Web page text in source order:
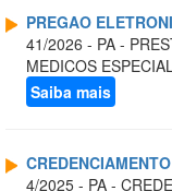
PREGAO
41/2026 - PA -
MEDICOS
Saiba mais
CREDENCIAMENTO
4/2025 - PA -